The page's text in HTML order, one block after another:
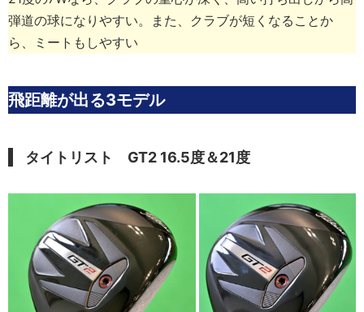
弾道の球になりやすい。また、クラブが短くなることか
ら、ミートもしやすい
飛距離が出る3モデル
タイトリスト GT2 16.5度＆21度